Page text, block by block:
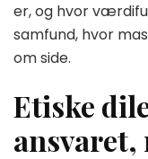
er, og hvor
samfund, hvor
om side.
Etiske
ansvaret,